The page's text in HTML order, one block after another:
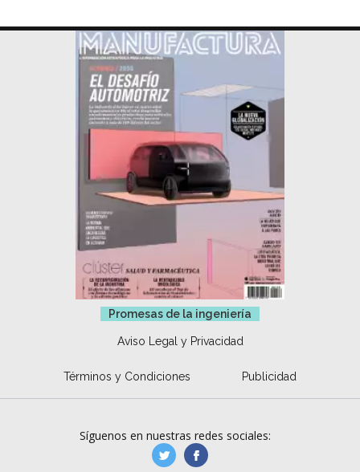
Promesas de la ingeniería
Aviso Legal y Privacidad
Términos y Condiciones Publicidad
Síguenos en nuestras redes sociales:
manufacturaGE